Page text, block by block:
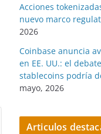
Acciones
nuevo marco
2026
Coinbase anuncia
en EE. UU.: el
stablecoins podría
mayo, 2026
Articulos